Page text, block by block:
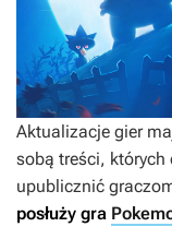
Aktualizacje gier
sobą treści, których
upublicznić
posłuży gra